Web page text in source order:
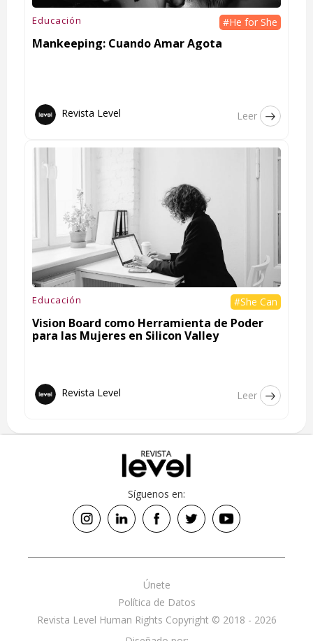
Educación #He for She
Mankeeping: Cuando Amar Agota
Revista Level Leer
Educación #She Can
Vision Board como Herramienta de Poder
para las Mujeres en Silicon Valley
Revista Level Leer
Síguenos en:
Revista Level Human Rights Copyright © 2018 - 2026
Política de Datos
Únete